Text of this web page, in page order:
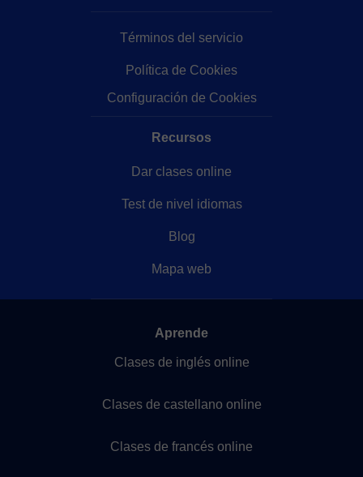
Términos del servicio
Política de Cookies
Configuración de Cookies
Recursos
Dar clases online
Test de nivel idiomas
Blog
Mapa web
Aprende
Clases de inglés online
Clases de castellano online
Clases de francés online